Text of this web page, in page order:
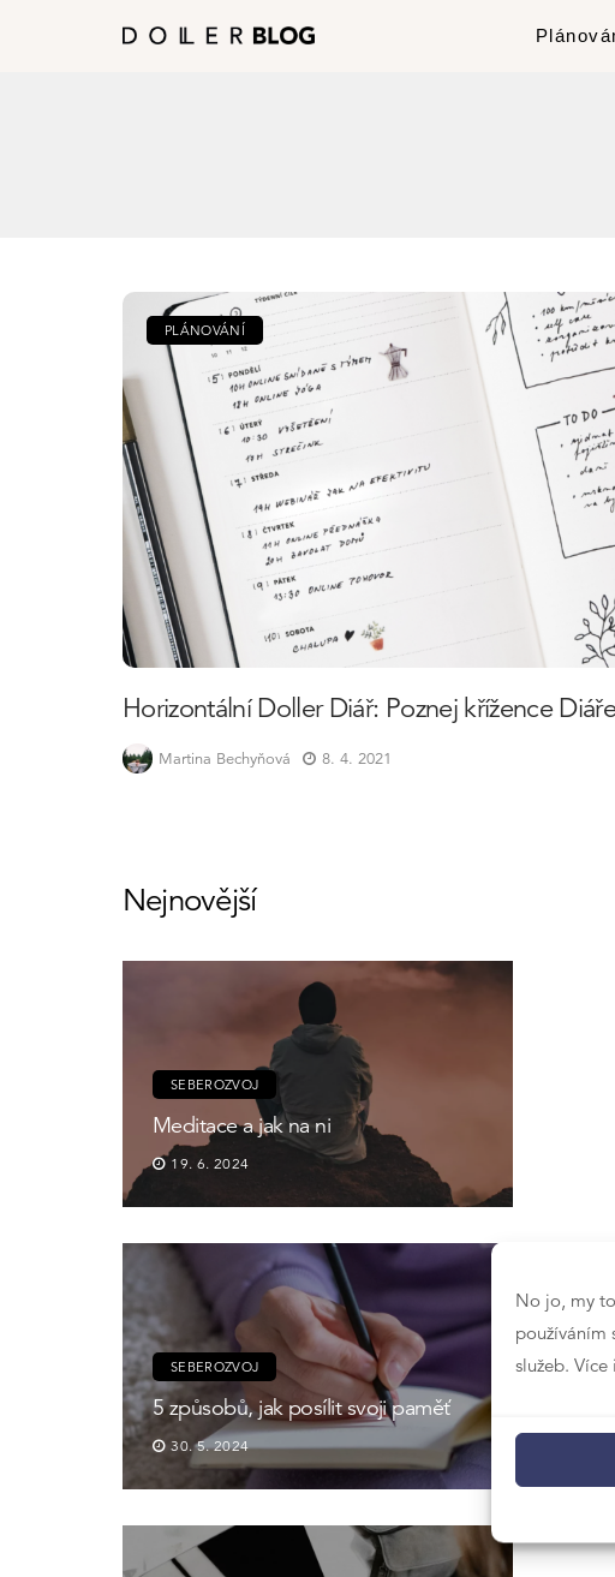
No jo, my
používáním
služeb.
PLÁNOVÁNÍ
Horizontální Doller Diář: Poznej křížence
Martina Bechyňová 8. 4. 2021
Nejnovější
SEBEROZVOJ
Meditace a jak na ni
19. 6. 2024
SEBEROZVOJ
5 způsobů, jak posílit svoji paměť
30. 5. 2024